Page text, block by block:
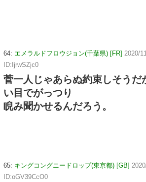
64: エメラルドフロウジョン(千葉県) [FR] 2020/
ID:IjrwSZjc0
菅一人じゃあらぬ約束しそうだ
い目でがっつり
睨み聞かせるんだろう。
65: キングコングニードロップ(東京都) [GB]
ID:oGV39CcO0